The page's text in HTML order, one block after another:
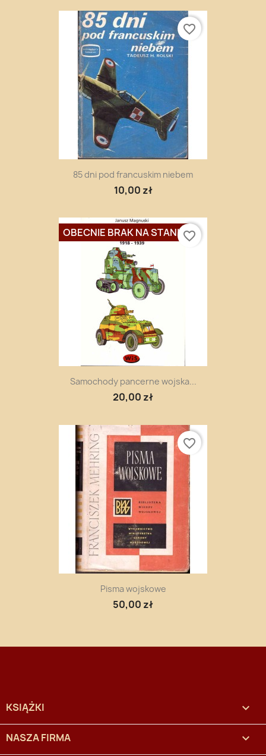
85 dni pod francuskim niebem
10,00 zł
favorite_border
Samochody pancerne wojska...
20,00 zł
OBECNIE BRAK NA STANIEfavorite_border
Pisma wojskowe
50,00 zł
favorite_border
KSIĄŻKI 
NASZA FIRMA 